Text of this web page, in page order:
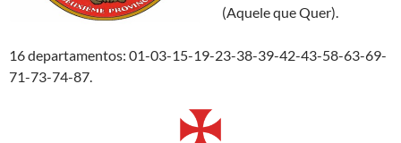
(Aquele que Quer).
16 departamentos: 01-03-15-19-23-38-39-42-43-58-63-69-
71-73-74-87.